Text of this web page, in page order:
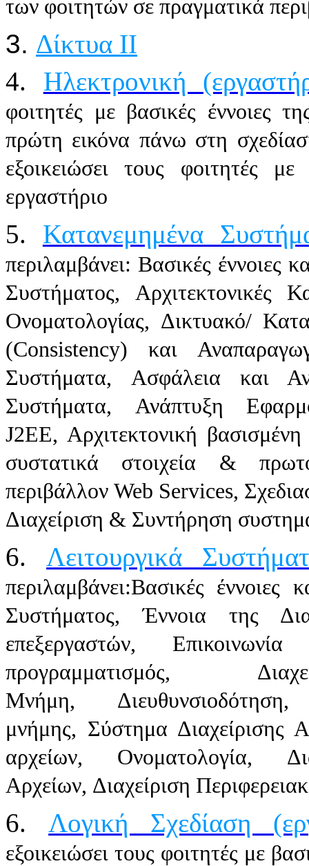
των φοιτητών σε πραγματικά
​3. Δίκτυα ΙΙ
4.
Ηλεκτρονική
φοιτητές με βασικές έννοιες
πρώτη εικόνα πάνω στη
εξοικειώσει τους φοιτητές
εργαστήριο
5. Κατανεμημένα
περιλαμβάνει: Βασικές έννοιες
Συστήματος, Αρχιτεκτονικές
Ονοματολογίας, Δικτυακό/
(Consistency) και
Συστήματα, Ασφάλεια και
Συστήματα, Ανάπτυξη
J2EE, Αρχιτεκτονική
συστατικά στοιχεία &
περιβάλλον Web Services,
Διαχείριση & Συντήρηση
6. Λειτουργικά
περιλαμβάνει:Βασικές έννοιες
Συστήματος, Έννοια της
επεξεργαστών,
προγραμματισμός,
Μνήμη,
μνήμης, Σύστημα Διαχείρισης
αρχείων, Ονοματολογία,
Αρχείων, Διαχείριση
6. Λογική Σχεδίαση
εξοικειώσει τους φοιτητές με